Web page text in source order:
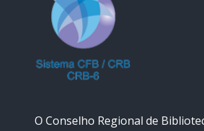
O Conselho Regional de